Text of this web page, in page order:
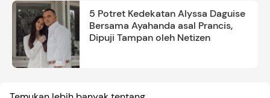
5 Potret Kedekatan Alyssa Daguise
Bersama Ayahanda asal Prancis,
Dipuji Tampan oleh Netizen